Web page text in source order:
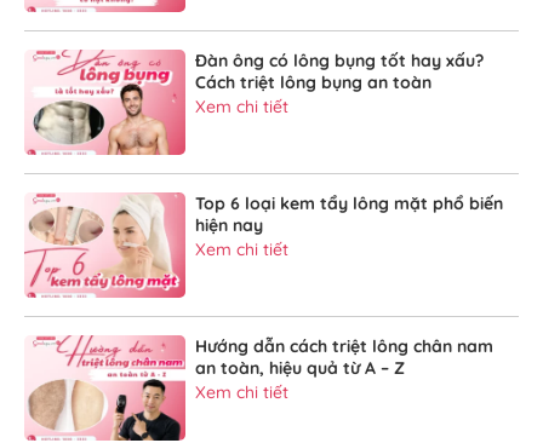
Đàn ông có lông bụng tốt hay xấu?
Cách triệt lông bụng an toàn
Xem chi tiết
Top 6 loại kem tẩy lông mặt phổ biến
hiện nay
Xem chi tiết
Hướng dẫn cách triệt lông chân nam
an toàn, hiệu quả từ A – Z
Xem chi tiết